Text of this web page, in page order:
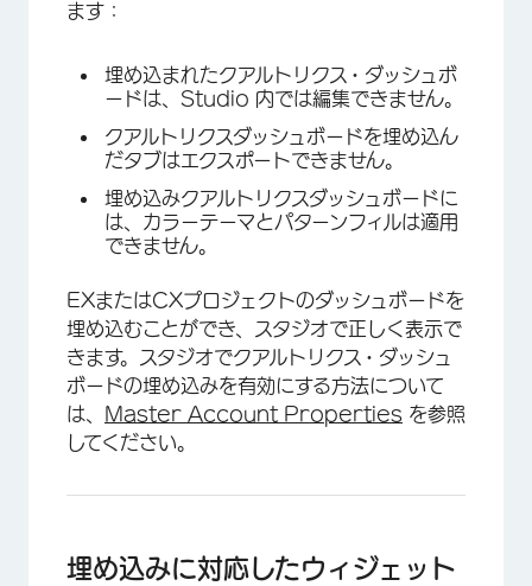
ます：
埋め込まれたクアルトリクス・ダッシュボ
ードは、Studio 内では編集できません。
クアルトリクスダッシュボードを埋め込ん
だタブはエクスポートできません。
埋め込みクアルトリクスダッシュボードに
は、カラーテーマとパターンフィルは適用
できません。
EXまたはCXプロジェクトのダッシュボードを
埋め込むことができ、スタジオで正しく表示で
きます。スタジオでクアルトリクス・ダッシュ
ボードの埋め込みを有効にする方法について
は、
Master Account Properties を参照
してください。
埋め込みに対応したウィジェット